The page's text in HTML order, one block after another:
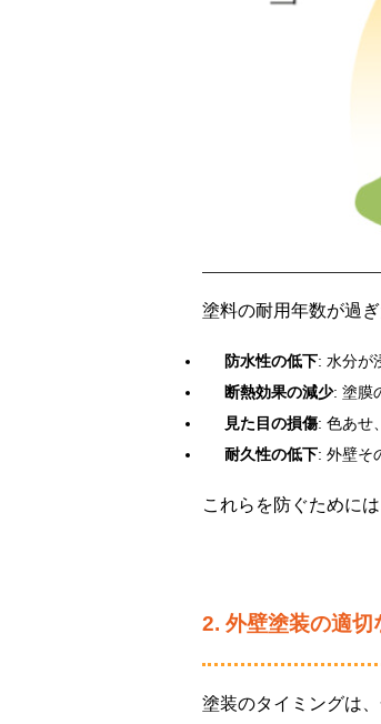
塗料の耐用年数が過
防水性の低下: 水分が
断熱効果の減少: 塗膜
見た目の損傷: 色あせ
耐久性の低下: 外壁そ
これらを防ぐために
2. 外壁塗装の適切
塗装のタイミングは